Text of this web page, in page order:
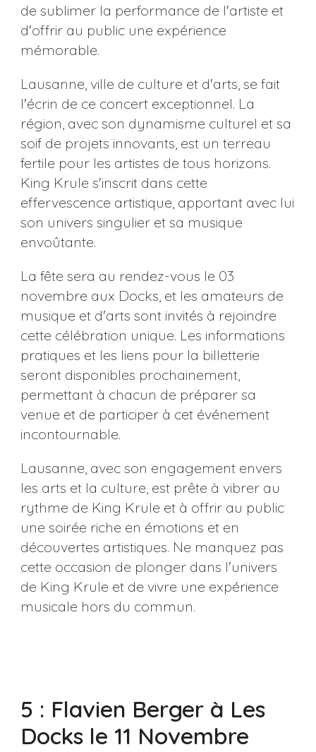
de sublimer la performance de l'artiste et
d'offrir au public une expérience
mémorable.
Lausanne, ville de culture et d'arts, se fait
l'écrin de ce concert exceptionnel. La
région, avec son dynamisme culturel et sa
soif de projets innovants, est un terreau
fertile pour les artistes de tous horizons.
King Krule s'inscrit dans cette
effervescence artistique, apportant avec lui
son univers singulier et sa musique
envoûtante.
La fête sera au rendez-vous le 03
novembre aux Docks, et les amateurs de
musique et d'arts sont invités à rejoindre
cette célébration unique. Les informations
pratiques et les liens pour la billetterie
seront disponibles prochainement,
permettant à chacun de préparer sa
venue et de participer à cet événement
incontournable.
Lausanne, avec son engagement envers
les arts et la culture, est prête à vibrer au
rythme de King Krule et à offrir au public
une soirée riche en émotions et en
découvertes artistiques. Ne manquez pas
cette occasion de plonger dans l'univers
de King Krule et de vivre une expérience
musicale hors du commun.
5 : Flavien Berger à Les
Docks le 11 Novembre